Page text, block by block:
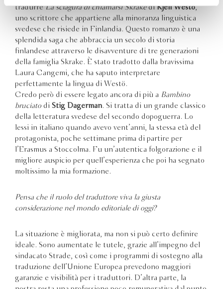
tradurreLa sciagura di chiamarsi SkrakediKjell Westö,
uno scrittore che appartiene alla minoranza linguistica
svedese che risiede in Finlandia. Questo romanzo è una
splendida saga che abbraccia un secolo di storia
finlandese attraverso le disavventure di tre generazioni
della famiglia Skrake. È stato tradotto dalla bravissima
Laura Cangemi, che ha saputo interpretare
perfettamente la lingua di Westö.
Credo però di essere legato ancora di più a Bambino
bruciato di Stig Dagerman. Si tratta di un grande classico
della letteratura svedese del secondo dopoguerra. Lo
lessi in italiano quando avevo vent’anni, la stessa età del
protagonista, poche settimane prima di partire per
l’Erasmus a Stoccolma. Fu un’autentica folgorazione e il
migliore auspicio per quell’esperienza che poi ha segnato
moltissimo la mia formazione.
Pensa che il ruolo del traduttore viva la giusta
considerazione nel mondo editoriale di oggi?
La situazione è migliorata, ma non si può certo definire
ideale. Sono aumentate le tutele, grazie all’impegno del
sindacato Strade, così come i programmi di sostegno alla
traduzione dell’Unione Europea prevedono maggiori
garanzie e visibilità per i traduttori. D’altra parte, la